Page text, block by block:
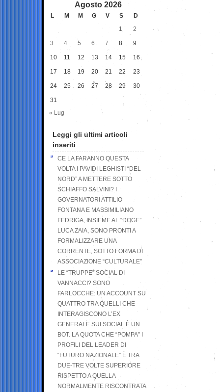
Agosto 2026
L M M G V S
D
1
2
3 4 5 6 7 8 9
10 11 12 13 14 15 16
17 18 19 20 21 22 23
24 25 26 27 28 29 30
31
« Lug
Leggi gli ultimi articoli
inseriti
CE LA FARANNO QUESTA
VOLTA I PAVIDI LEGHISTI “DEL
NORD” A METTERE SOTTO
SCHIAFFO SALVINI? I
GOVERNATORI ATTILIO
FONTANA E MASSIMILIANO
FEDRIGA, INSIEME AL “DOGE”
LUCA ZAIA, SONO PRONTI A
FORMALIZZARE UNA
CORRENTE, SOTTO FORMA DI
ASSOCIAZIONE “CULTURALE”
LE “TRUPPE” SOCIAL DI
VANNACCI? SONO
FARLOCCHE: UN ACCOUNT SU
QUATTRO TRA QUELLI CHE
INTERAGISCONO L’EX
GENERALE SUI SOCIAL È UN
BOT. LA QUOTA CHE “POMPA” I
PROFILI DEL LEADER DI
“FUTURO NAZIONALE” È TRA
DUE-TRE VOLTE SUPERIORE
RISPETTO A QUELLA
NORMALMENTE RISCONTRATA